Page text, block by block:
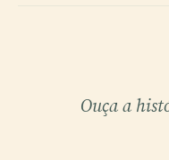
Ouça a